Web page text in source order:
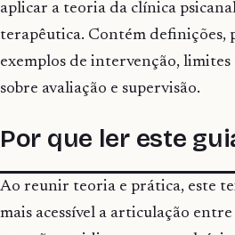
aplicar a teoria da clínica
terapêutica. Contém definições,
exemplos de intervenção,
sobre avaliação e supervisão.
Por que ler este
Ao reunir teoria e prática, este
mais acessível a articulação entre